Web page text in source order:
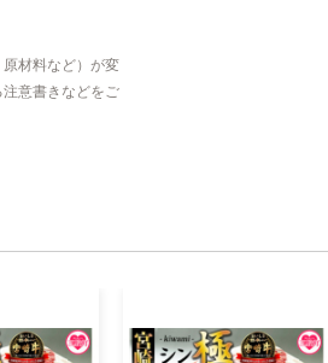
材料など）が変
意書きなどをご